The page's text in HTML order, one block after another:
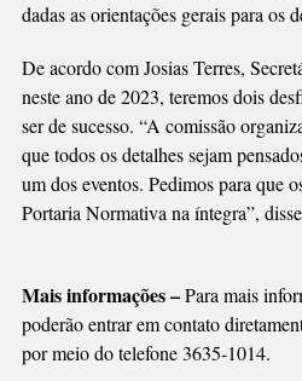
dadas as orientações gerais para os
De acordo com Josias Terres,
neste ano de 2023, teremos dois
ser de sucesso. “A comissão
que todos os detalhes sejam
um dos eventos. Pedimos para que
Portaria Normativa na íntegra”,
Mais informações –Para mais
poderão entrar em contato
por meio do telefone 3635-1014.